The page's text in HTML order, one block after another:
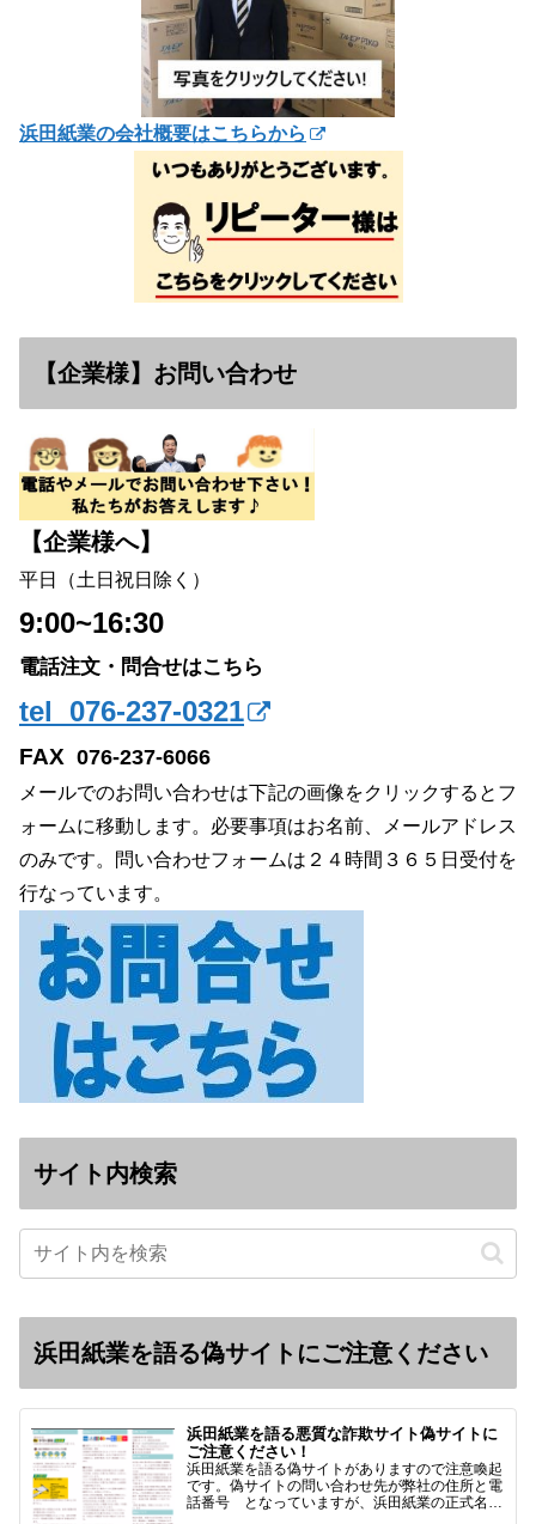
浜田紙業の会社概要はこちらから
【企業様】お問い合わせ
【企業様へ】
平日（土日祝日除く）
9:00~16:30
電話注文・問合せはこちら
tel 076-237-0321
FAX 076-237-6066
メールでのお問い合わせは下記の画像をクリックするとフ
ォームに移動します。必要事項はお名前、メールアドレス
のみです。問い合わせフォームは２４時間３６５日受付を
行なっています。
サイト内検索
浜田紙業を語る偽サイトにご注意ください
浜田紙業を語る悪質な詐欺サイト偽サイトに
ご注意ください！
浜田紙業を語る偽サイトがありますので注意喚起
です。偽サイトの問い合わせ先が弊社の住所と電
話番号 となっていますが、浜田紙業の正式名称